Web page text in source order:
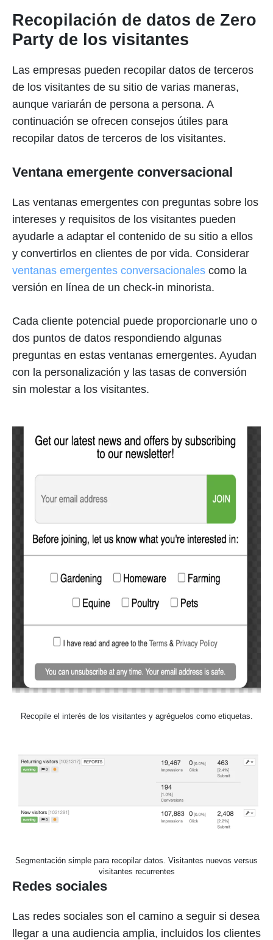
Recopilación de datos de Zero
Party de los visitantes
Las empresas pueden recopilar datos de terceros
de los visitantes de su sitio de varias maneras,
aunque variarán de persona a persona. A
continuación se ofrecen consejos útiles para
recopilar datos de terceros de los visitantes.
Ventana emergente conversacional
Las ventanas emergentes con preguntas sobre los
intereses y requisitos de los visitantes pueden
ayudarle a adaptar el contenido de su sitio a ellos
y convertirlos en clientes de por vida. Considerar
ventanas emergentes conversacionales como la
versión en línea de un check-in minorista.
Cada cliente potencial puede proporcionarle uno o
dos puntos de datos respondiendo algunas
preguntas en estas ventanas emergentes. Ayudan
con la personalización y las tasas de conversión
sin molestar a los visitantes.
Recopile el interés de los visitantes y agréguelos como etiquetas.
Segmentación simple para recopilar datos. Visitantes nuevos versus
visitantes recurrentes
Redes sociales
Las redes sociales son el camino a seguir si desea
llegar a una audiencia amplia, incluidos los clientes